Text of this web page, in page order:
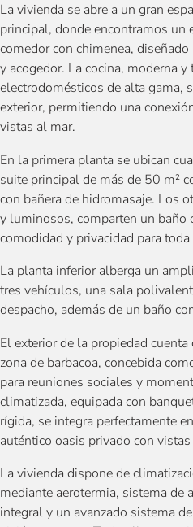
La vivienda se abre a un gran
principal, donde encontramos
comedor con chimenea,
y acogedor. La cocina, moderna
electrodomésticos de alta gama,
exterior, permitiendo una
vistas al mar.
En la primera planta se ubican
suite principal de más de 50 m²
con bañera de hidromasaje. Los
y luminosos, comparten un baño
comodidad y privacidad para
La planta inferior alberga un
tres vehículos, una sala
despacho, además de un baño
El exterior de la propiedad
zona de barbacoa, concebida
para reuniones sociales y
climatizada, equipada con
rígida, se integra perfectamente
auténtico oasis privado con
La vivienda dispone de
mediante aerotermia, sistema de
integral y un avanzado sistema